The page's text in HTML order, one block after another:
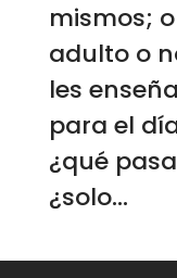
mismos;
adulto o
les
para el
¿qué
¿solo...